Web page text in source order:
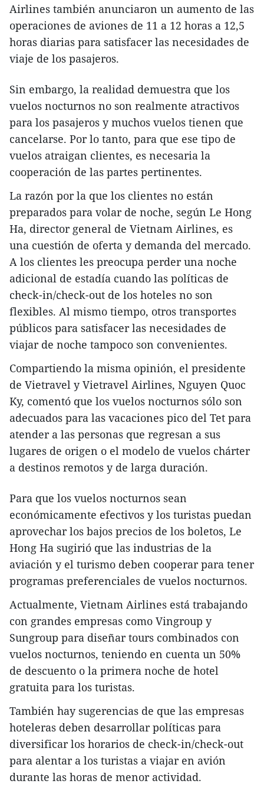
Airlines también anunciaron un aumento de las
operaciones de aviones de 11 a 12 horas a 12,5
horas diarias para satisfacer las necesidades de
viaje de los pasajeros.
Sin embargo, la realidad demuestra que los
vuelos nocturnos no son realmente atractivos
para los pasajeros y muchos vuelos tienen que
cancelarse. Por lo tanto, para que ese tipo de
vuelos atraigan clientes, es necesaria la
cooperación de las partes pertinentes.
La razón por la que los clientes no están
preparados para volar de noche, según Le Hong
Ha, director general de Vietnam Airlines, es
una cuestión de oferta y demanda del mercado.
A los clientes les preocupa perder una noche
adicional de estadía cuando las políticas de
check-in/check-out de los hoteles no son
flexibles. Al mismo tiempo, otros transportes
públicos para satisfacer las necesidades de
viajar de noche tampoco son convenientes.
Compartiendo la misma opinión, el presidente
de Vietravel y Vietravel Airlines, Nguyen Quoc
Ky, comentó que los vuelos nocturnos sólo son
adecuados para las vacaciones pico del Tet para
atender a las personas que regresan a sus
lugares de origen o el modelo de vuelos chárter
a destinos remotos y de larga duración.
Para que los vuelos nocturnos sean
económicamente efectivos y los turistas puedan
aprovechar los bajos precios de los boletos, Le
Hong Ha sugirió que las industrias de la
aviación y el turismo deben cooperar para tener
programas preferenciales de vuelos nocturnos.
Actualmente, Vietnam Airlines está trabajando
con grandes empresas como Vingroup y
Sungroup para diseñar tours combinados con
vuelos nocturnos, teniendo en cuenta un 50%
de descuento o la primera noche de hotel
gratuita para los turistas.
También hay sugerencias de que las empresas
hoteleras deben desarrollar políticas para
diversificar los horarios de check-in/check-out
para alentar a los turistas a viajar en avión
durante las horas de menor actividad.